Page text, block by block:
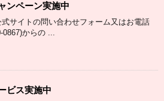
ンペーン実施中
サイトの問い合わせフォーム又はお電話
0867)からの ...
ビス実施中